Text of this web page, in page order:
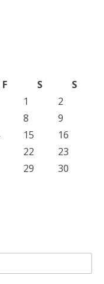
F S
S
1
2
8
9
15
16
22
23
29
30